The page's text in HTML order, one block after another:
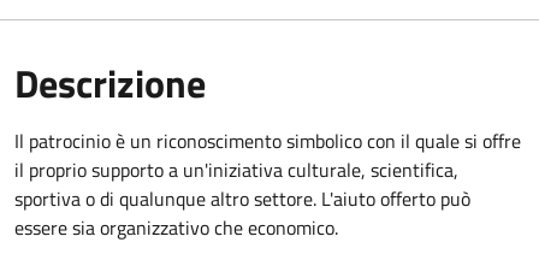
Descrizione
Il patrocinio è un riconoscimento simbolico con il quale si offre
il proprio supporto a un'iniziativa culturale, scientifica,
sportiva o di qualunque altro settore. L'aiuto offerto può
essere sia organizzativo che economico.